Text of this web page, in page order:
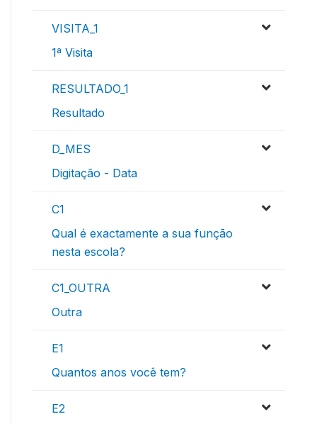
VISITA_1
1ª Visita
RESULTADO_1
Resultado
D_MES
Digitação - Data
C1
Qual é exactamente a sua função
nesta escola?
C1_OUTRA
Outra
E1
Quantos anos você tem?
E2